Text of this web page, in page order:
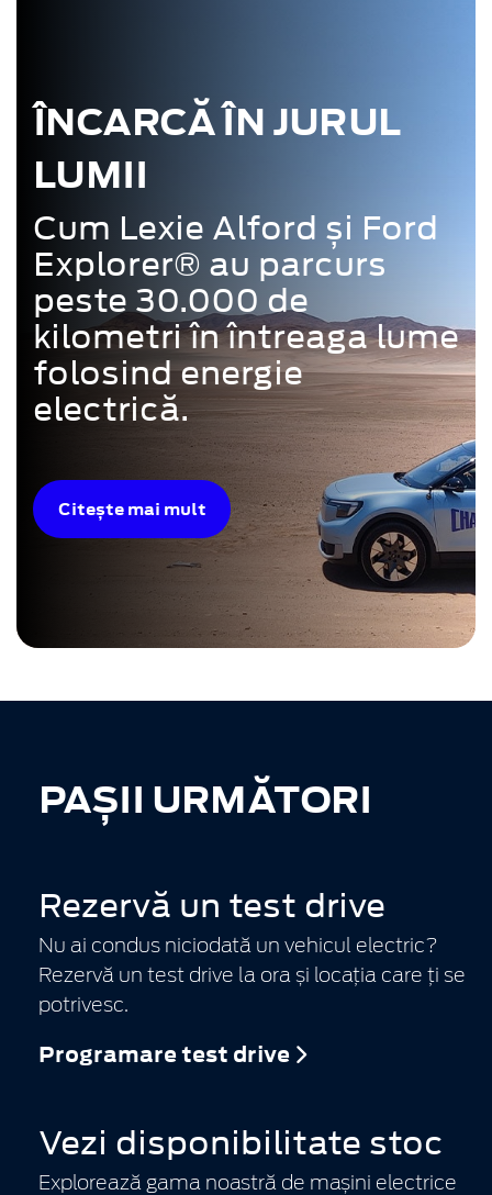
ÎNCARCĂ ÎN JURUL
LUMII
Cum Lexie Alford și Ford
Explorer® au parcurs
peste 30.000 de
kilometri în întreaga lume
folosind energie
electrică.
Citește mai mult
PAȘII URMĂTORI
Rezervă un test drive
Nu ai condus niciodată un vehicul electric?
Rezervă un test drive la ora și locația care ți se
potrivesc.
Programare test drive
Vezi disponibilitate stoc
Explorează gama noastră de mașini electrice